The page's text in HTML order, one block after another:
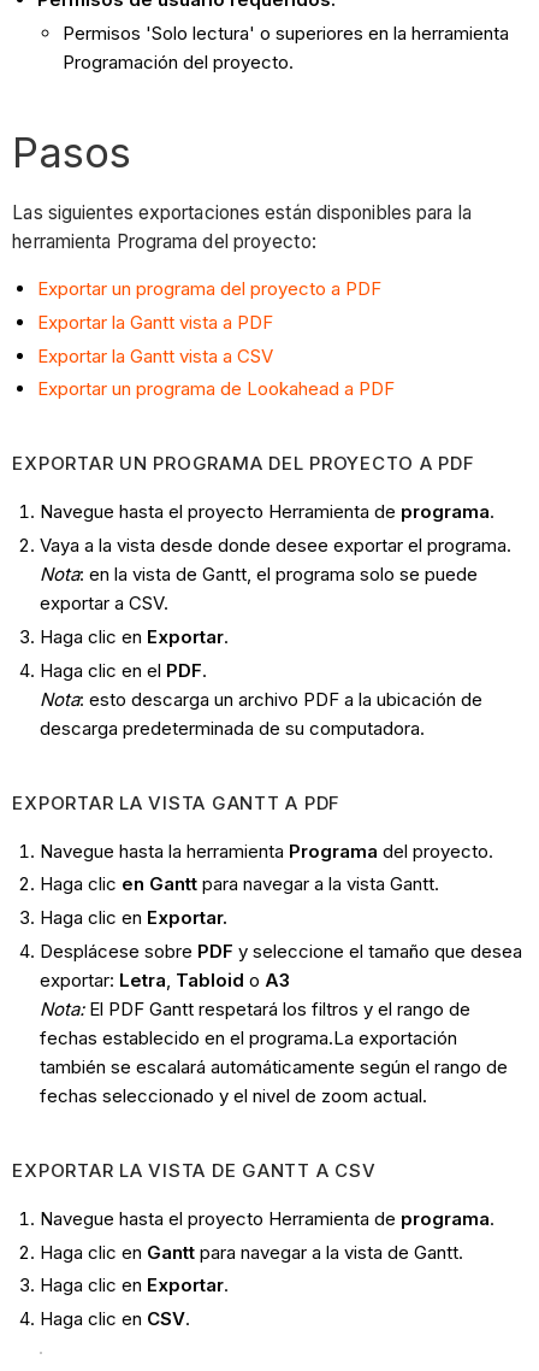
Permisos 'Solo lectura' o superiores en la herramienta
Programación del proyecto.
Pasos
Las siguientes exportaciones están disponibles para la
herramienta Programa del proyecto:
Exportar un programa del proyecto a PDF
Exportar la Gantt vista a PDF
Exportar la Gantt vista a CSV
Exportar un programa de Lookahead a PDF
EXPORTAR UN PROGRAMA DEL PROYECTO A PDF
Navegue hasta el proyecto Herramienta de programa.
Vaya a la vista desde donde desee exportar el programa.
Nota: en la vista de Gantt, el programa solo se puede
exportar a CSV.
Haga clic en Exportar.
Haga clic en el PDF.
Nota: esto descarga un archivo PDF a la ubicación de
descarga predeterminada de su computadora.
EXPORTAR LA VISTA GANTT A PDF
Navegue hasta la herramienta Programa del proyecto.
Haga clic en Gantt para navegar a la vista Gantt.
Haga clic en Exportar.
Desplácese sobre PDF y seleccione el tamaño que desea
exportar: Letra, Tabloid o A3
Nota: El PDF Gantt respetará los filtros y el rango de
fechas establecido en el programa.La exportación
también se escalará automáticamente según el rango de
fechas seleccionado y el nivel de zoom actual.
EXPORTAR LA VISTA DE GANTT A CSV
Navegue hasta el proyecto Herramienta de programa.
Haga clic en Ganttpara navegar a la vista de Gantt.
Haga clic en Exportar.
Haga clic en CSV.